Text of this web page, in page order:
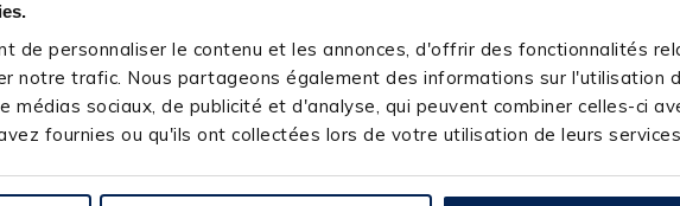
de personnaliser le contenu et les annonces, d'offrir des fonctionnalités
notre trafic. Nous partageons également des informations sur l'utilisation
médias sociaux, de publicité et d'analyse, qui peuvent combiner celles-ci
fournies ou qu'ils ont collectées lors de votre utilisation de leurs
Rapidite
Avis du10/03/2026 , suite à une expérience du 09/02/2026 parHerve D.
Utile(0) Signaler